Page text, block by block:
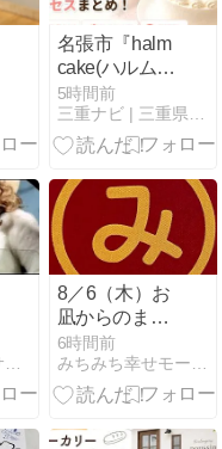
名張市『halm
cake(ハルムケ
ーキ）』オー
プンはいつ？
開店場所とア
め！
5時間前
8／6（木）お
凪からのまさ
かの起死回
生！フリーレ
ンたまおさま
´ ▽ ` )
6時間前